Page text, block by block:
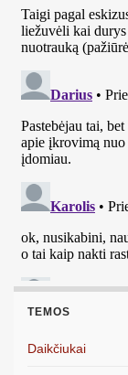
TEMOS
Daikčiukai